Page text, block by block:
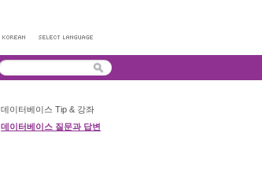
데이터베이스 Tip & 강좌
데이터베이스 질문과 답변